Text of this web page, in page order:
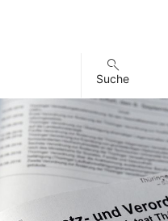
Suche